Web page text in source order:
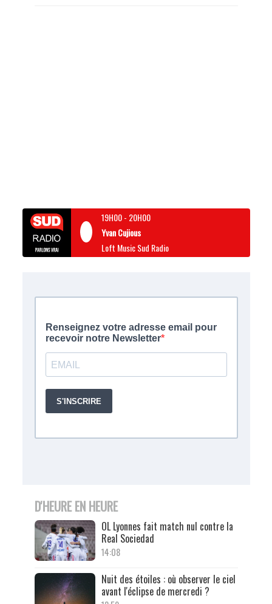
19H00- 20H00
Yvan Cujious
Loft Music Sud Radio
D'HEURE EN HEURE
OL Lyonnes fait match nul contre la
Real Sociedad
14:08
Nuit des étoiles : où observer le ciel
avant l'éclipse de mercredi ?